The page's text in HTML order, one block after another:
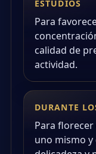
ESTUDIOS
Para
calidad de
actividad.
DURANTE
Para
uno mismo y